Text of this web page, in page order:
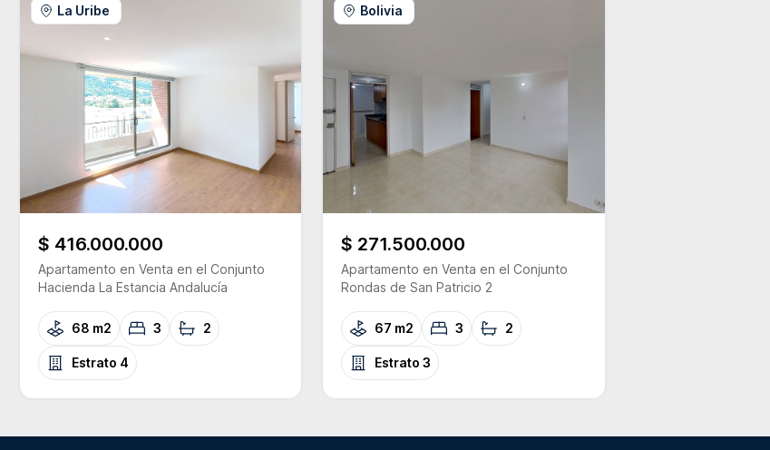
La Uribe
$ 416.000.000
Apartamento en Venta en el Conjunto
Hacienda La Estancia Andalucía
68 m2 3 2
Estrato 4
Bolivia
$ 271.500.000
Apartamento en Venta en el Conjunto
Rondas de San Patricio 2
67 m2 3 2
Estrato3